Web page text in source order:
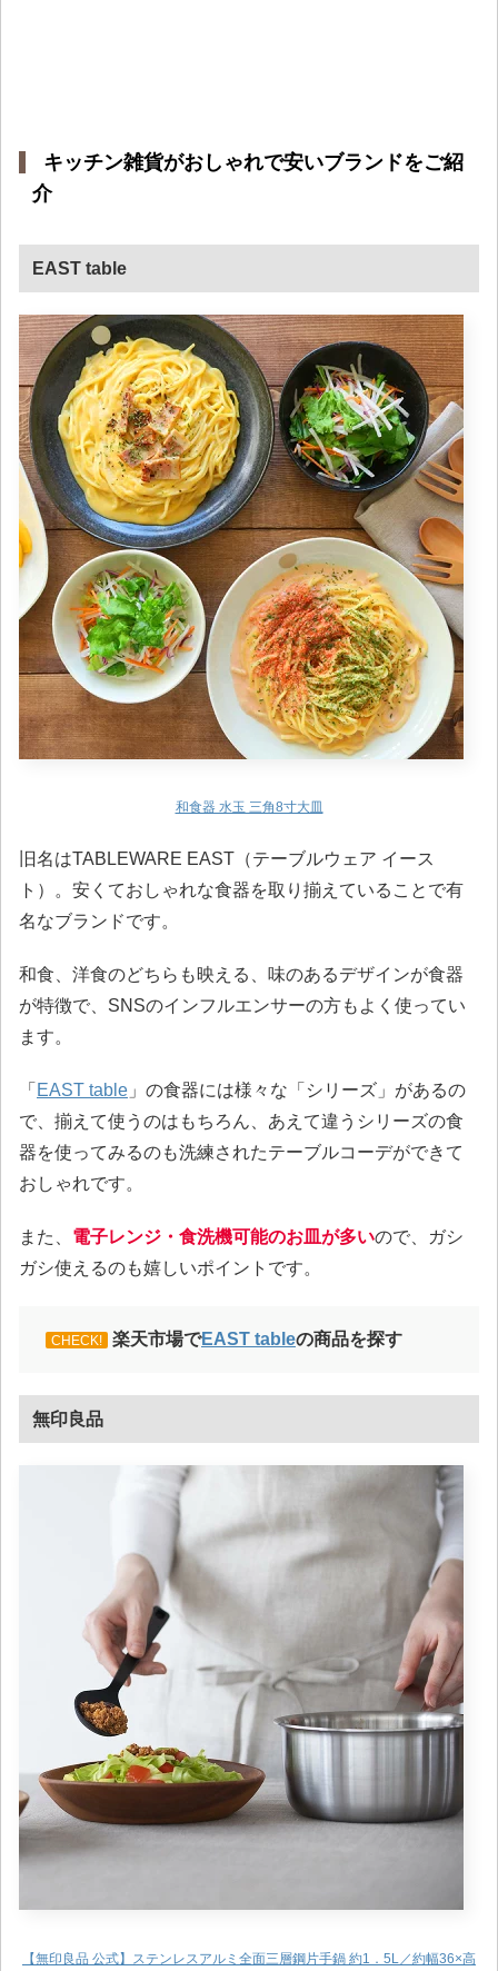
キッチン雑貨がおしゃれで安いブランドをご紹
介
EAST table
和食器 水玉 三角8寸大皿
旧名はTABLEWARE EAST（テーブルウェア イース
ト）。安くておしゃれな食器を取り揃えていることで有
名なブランドです。
和食、洋食のどちらも映える、味のあるデザインが食器
が特徴で、SNSのインフルエンサーの方もよく使ってい
ます。
「 EAST table 」の食器には様々な「シリーズ」があるの
で、揃えて使うのはもちろん、あえて違うシリーズの食
器を使ってみるのも洗練されたテーブルコーデができて
おしゃれです。
また、 電子レンジ・食洗機可能のお皿が多いので、ガシ
ガシ使えるのも嬉しいポイントです。
CHECK! 楽天市場でEAST tableの商品を探す
無印良品
【無印良品 公式】ステンレスアルミ全面三層鋼片手鍋 約1．5L／約幅36×高